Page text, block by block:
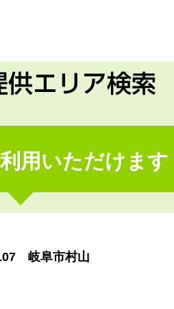
供エリア検索
用いただけます
岐阜市村山